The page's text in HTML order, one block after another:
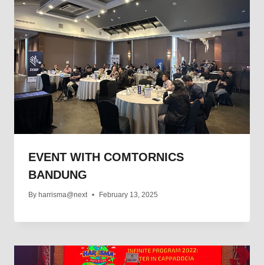
EVENT WITH COMTORNICS
BANDUNG
By harrisma@next February 13, 2025